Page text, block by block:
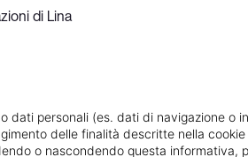
di Lina
personali (es. dati di navigazione o
delle finalità descritte nella cookie
o nascondendo questa informativa,